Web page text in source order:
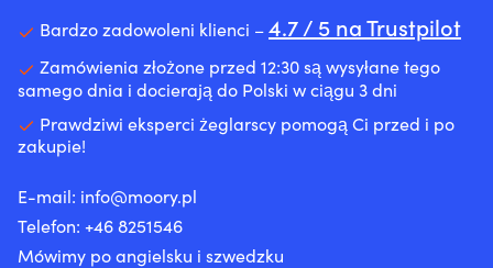
Bardzo zadowoleni klienci –4.7 / 5 na Trustpilot
Zamówienia złożone przed 12:30 są wysyłane tego
samego dnia i docierają do Polski w ciągu 3 dni
Prawdziwi eksperci żeglarscy pomogą Ci przed i po
zakupie!
E-mail: info@moory.pl
Telefon: +46 8251546
Mówimy po angielsku i szwedzku